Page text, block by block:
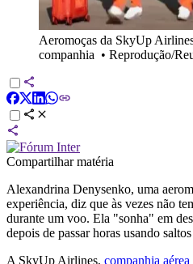
Aeromoças da SkyUp
companhia • Reprodução/
Compartilhar matéria
Alexandrina Denysenko, uma
experiência, diz que às vezes não
durante um voo. Ela "sonha" em
depois de passar horas usando
A SkyUp Airlines, companhia aérea